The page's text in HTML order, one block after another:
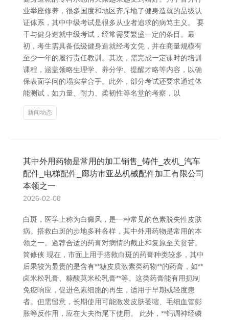
业举座修养，很多国度和地区齐斥地了健身造就的品级认
证体系，其中中级考试是很多从业者追求的病笃主义。 要
干与健身造就中级考试，经常需要繁盛一定的条目。最
初，考生需具备低级健身造就经考文凭，并在商量规模有
至少一年的履行责任教训。其次，需完成一定课时的培训
课程，涵盖领略生理学、养分学、提醒才略等内容，以确
保表面学问的塌实掌合手。此外，部分考试还要求通过体
能测试，如力量、耐力、柔韧性等名堂的考察，以
新闻动态
其中外用药物是常用的加工销售_铸件_农机_汽车
配件_电梯配件_廊坊市亚丛机械配件加工有限公司
本领之一
2026-02-08
白斑，医学上称为白癜风，是一种常见的色素脱失性皮肤
病。搭救白斑的步地多种各样，其中外用药物是常用的本
领之一。遴荐合适的药膏对病情的截止和复原至关贫苦。
简修侠 现在，市面上用于搭救白斑的药膏种类较多，其中
后果较为显贵的是含有**糖皮质激素类药物**的药膏，如**
卤米松乳膏、糠酸莫米松乳膏**等。这类药膏能有用扼制
免疫响应，促进色素细胞的再生，适用于早期或轻度患
者。但需留意，长期使用可能激发皮肤萎缩、毛细血管彭
胀等反作用，应在大夫衔尾下使用。 此外，**钙调神经磷